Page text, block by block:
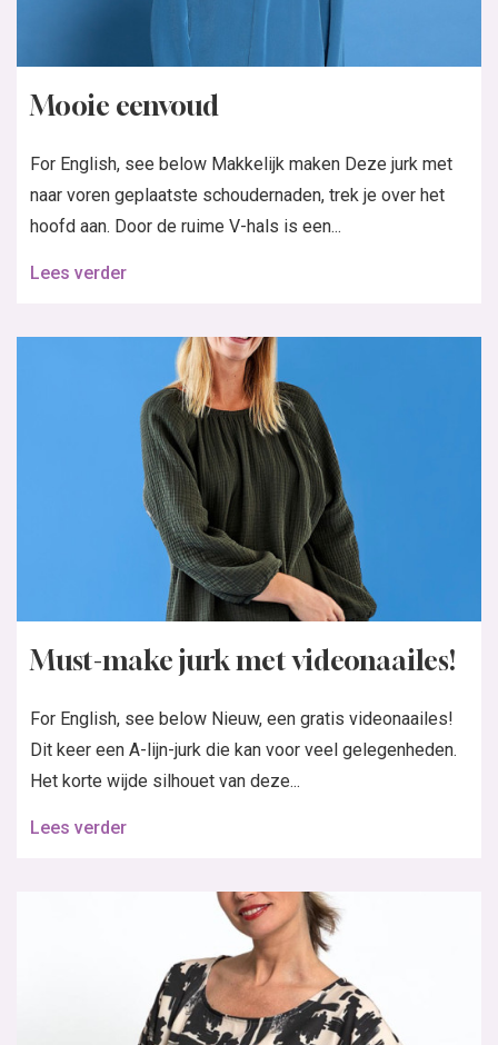
Mooie eenvoud
For English, see below Makkelijk maken Deze jurk met
naar voren geplaatste schoudernaden, trek je over het
hoofd aan. Door de ruime V-hals is een...
Lees verder
Must-make jurk met videonaailes!
For English, see below Nieuw, een gratis videonaailes!
Dit keer een A-lijn-jurk die kan voor veel gelegenheden.
Het korte wijde silhouet van deze...
Lees verder